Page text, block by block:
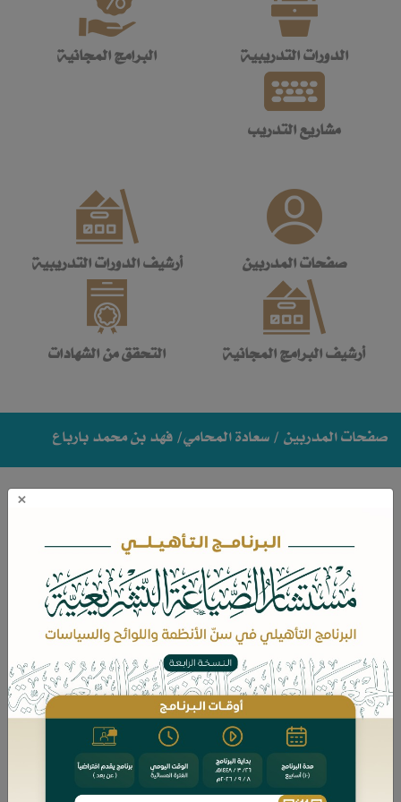
الدورات التدريبية البرامج المجانية
مشاريع التدريب
صفحات المدربين أرشيف الدورات التدريبية
أرشيف البرامج المجانية التحقق من الشهادات
صفحات المدربين / سعادة المحامي/ فهد بن محمد بارباع
سعادة المحامي/ فهد بن محمد بارباع
×